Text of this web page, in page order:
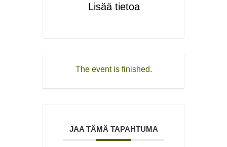
Lisää tietoa
The event is finished.
JAA TÄMÄ TAPAHTUMA